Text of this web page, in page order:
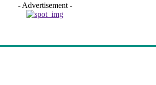
- Advertisement -